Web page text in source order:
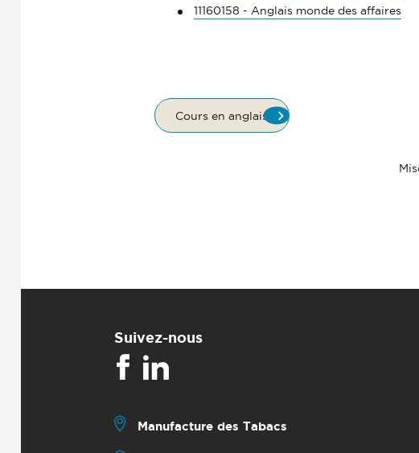
11160158 - Anglais monde des affaires
Cours en anglais
Suivez-nous
Manufacture des Tabacs